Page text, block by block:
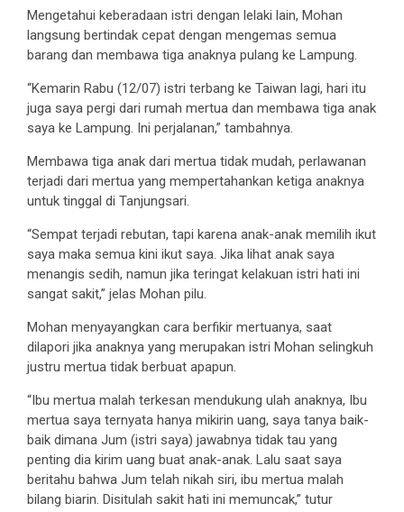
Mengetahui keberadaan istri dengan lelaki lain, Mohan
langsung bertindak cepat dengan mengemas semua
barang dan membawa tiga anaknya pulang ke Lampung.
“Kemarin Rabu (12/07) istri terbang ke Taiwan lagi, hari itu
juga saya pergi dari rumah mertua dan membawa tiga anak
saya ke Lampung. Ini perjalanan,” tambahnya.
Membawa tiga anak dari mertua tidak mudah, perlawanan
terjadi dari mertua yang mempertahankan ketiga anaknya
untuk tinggal di Tanjungsari.
“Sempat terjadi rebutan, tapi karena anak-anak memilih ikut
saya maka semua kini ikut saya. Jika lihat anak saya
menangis sedih, namun jika teringat kelakuan istri hati ini
sangat sakit,” jelas Mohan pilu.
Mohan menyayangkan cara berfikir mertuanya, saat
dilapori jika anaknya yang merupakan istri Mohan selingkuh
justru mertua tidak berbuat apapun.
“Ibu mertua malah terkesan mendukung ulah anaknya, Ibu
mertua saya ternyata hanya mikirin uang, saya tanya baik-
baik dimana Jum (istri saya) jawabnya tidak tau yang
penting dia kirim uang buat anak-anak. Lalu saat saya
beritahu bahwa Jum telah nikah siri, ibu mertua malah
bilang biarin. Disitulah sakit hati ini memuncak,” tutur